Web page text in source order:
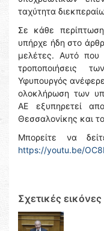
ταχύτητα
Σε κάθε
υπήρχε ήδη στο
μελέτες. Αυτό που
τροποποιήσεις
Υφυπουργός
ολοκλήρωση των
ΑΕ εξυπηρετεί
Θεσσαλονίκης και
Μπορείτε να
https://youtu.be/
Σχετικές εικόνες